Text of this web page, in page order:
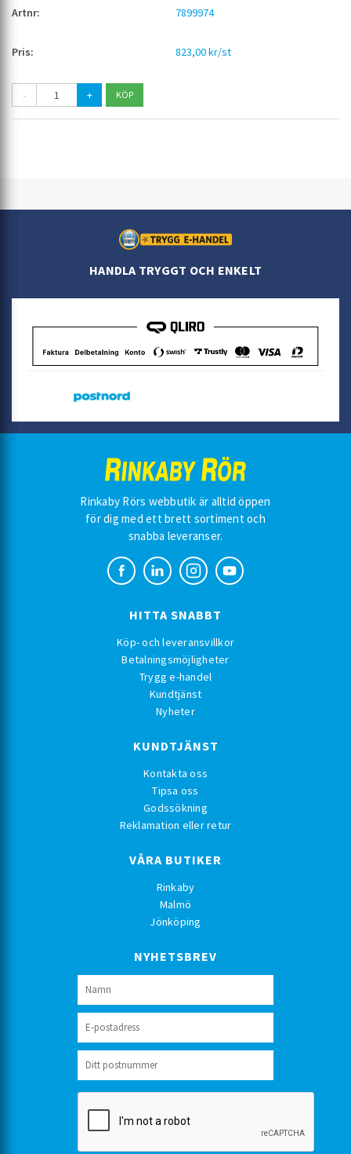
7899974
823,00 kr/st
- +
HANDLA TRYGGT OCH ENKELT
Rinkaby Rörs webbutik är alltid öppen
för dig med ett brett sortiment och
snabba leveranser.
HITTA SNABBT
Köp- och leveransvillkor
Betalningsmöjligheter
Trygg e-handel
Kundtjänst
Nyheter
KUNDTJÄNST
Kontakta oss
Tipsa oss
Godssökning
Reklamation eller retur
VÅRA BUTIKER
Rinkaby
Malmö
Jönköping
NYHETSBREV